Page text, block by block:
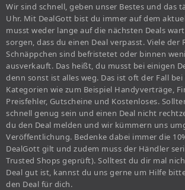
Wir sind schnell, geben unser Bestes und das
Uhr. Mit DealGott bist du immer auf dem
musst weder lange auf die nächsten Deals
sorgen, dass du einen Deal verpasst. Viele der
Schnäppchen sind befristetet oder binnen
ausverkauft. Das heißt, du musst bei einigen
denn sonst ist alles weg. Das ist oft der Fall bei
Kategorien wie zum Beispiel Handyverträge,
Preisfehler, Gutscheine und Kostenloses.
schnell genug sein und einen Deal nicht
du den Deal melden und wir kümmern uns
Veröffentlichung. Bedenke dabei immer die
DealGott gilt und zudem muss der Händler
Trusted Shops geprüft). Solltest du dir mal
Deal gut ist, kannst du uns gerne um Hilfe
den Deal für dich.